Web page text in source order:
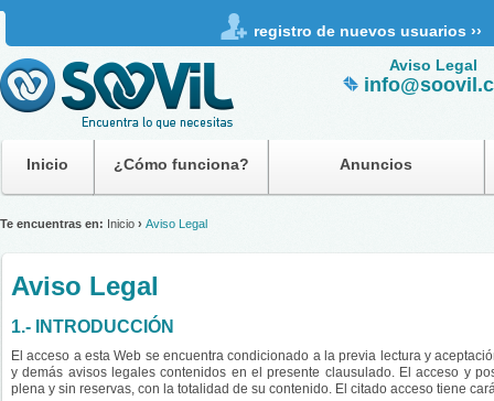
registro de nuevos usuarios ››
Aviso Legal
Inicio ¿Cómo funciona? Anuncios
Te encuentras en: Inicio › Aviso Legal
Aviso Legal
1.- INTRODUCCIÓN
El acceso a esta Web se encuentra condicionado a la previa lectura y
y demás avisos legales contenidos en el presente clausulado. El acceso y
plena y sin reservas, con la totalidad de su contenido. El citado acceso tiene